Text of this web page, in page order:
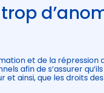
et de la répression
afin de s’assurer
ainsi, que les droits